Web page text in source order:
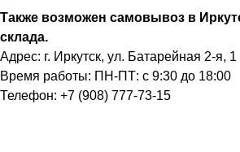
Также возможен самовывоз в
склада.
Адрес: г. Иркутск, ул. Батарейная 2-я, 1
Время работы: ПН-ПТ: с 9:30 до 18:00
Телефон: +7 (908) 777-73-15